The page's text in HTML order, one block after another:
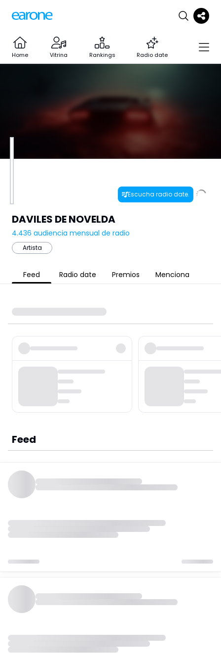
Home Vitrina Rankings Radio date
Escucha radio date.
DAVILES DE NOVELDA
4.436 audiencia mensual de radio
Artista
Feed Radio date Premios Menciona
Feed